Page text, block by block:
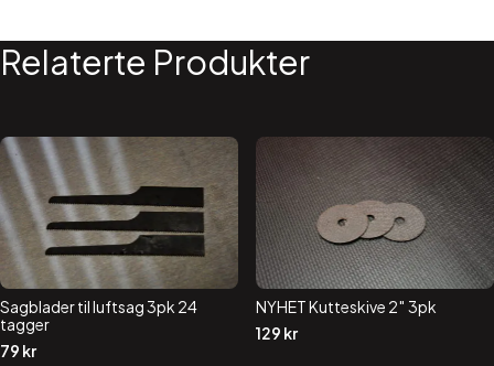
Relaterte Produkter
Sagblader til luftsag 3pk 24
tagger
79 kr
NYHET Kutteskive 2″ 3pk
129 kr